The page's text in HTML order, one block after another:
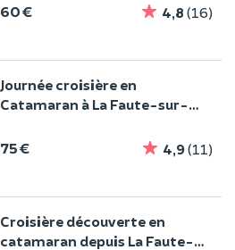
60 € 4,8 (16)
Journée croisière en
Catamaran à La Faute-sur-
75 € 4,9(11)
Croisière découverte en
catamaran depuis La Faute-